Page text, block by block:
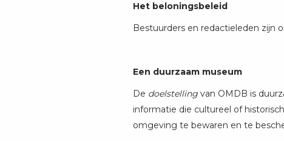
Het beloningsbeleid
Bestuurders en redactieleden zijn
Een duurzaam museum
De doelstelling van OMDB is
informatie die cultureel of
omgeving te bewaren en te